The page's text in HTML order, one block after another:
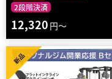
2段階決済
12,320 円～
新品